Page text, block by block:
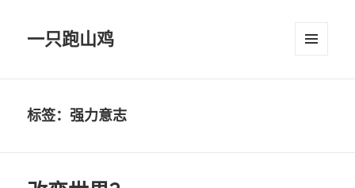
一只跑山鸡
标签：强力意志